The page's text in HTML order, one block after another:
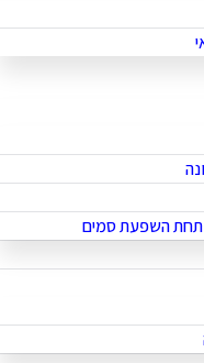
תחת השפעת סמים